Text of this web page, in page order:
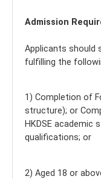
Admission
Applicants
fulfilling the
1) Completion of
structure); or
HKDSE academic
qualifications; or
2) Aged 18 or